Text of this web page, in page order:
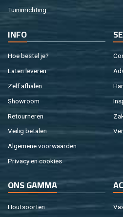
Tuin­in­rich­ting
INFO
Hoe be­stel je?
Laten le­ve­ren
Zelf af­ha­len
Show­room
Re­tour­ne­ren
Vei­lig be­ta­len
Al­ge­me­ne voor­waar­den
Pri­va­cy en coo­kies
ONS GAMMA
Hout­soor­ten